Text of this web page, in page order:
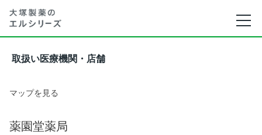
取扱い医療機関・店舗
マップを見る
薬園堂薬局